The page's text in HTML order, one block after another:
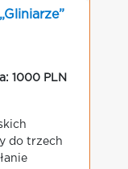
1000 PLN
do trzech